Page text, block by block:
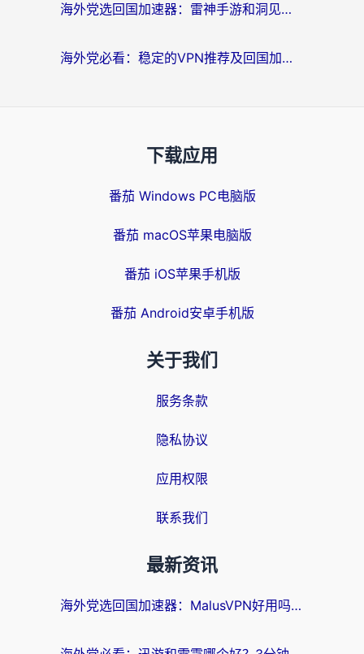
海外党选回国加速器：雷神手游和洞见哪个好？附iPhone免费VPN推荐及ChickCNUfunR实测
海外党必看：稳定的VPN推荐及回国加速器选择全攻略——告别地域限制，轻松刷国内资源
下载应用
番茄 Windows PC电脑版
番茄 macOS苹果电脑版
番茄 iOS苹果手机版
番茄 Android安卓手机版
关于我们
服务条款
隐私协议
应用权限
联系我们
最新资讯
海外党选回国加速器：MalusVPN好用吗？和快帆VPN哪个好？附真实对比与避坑指南